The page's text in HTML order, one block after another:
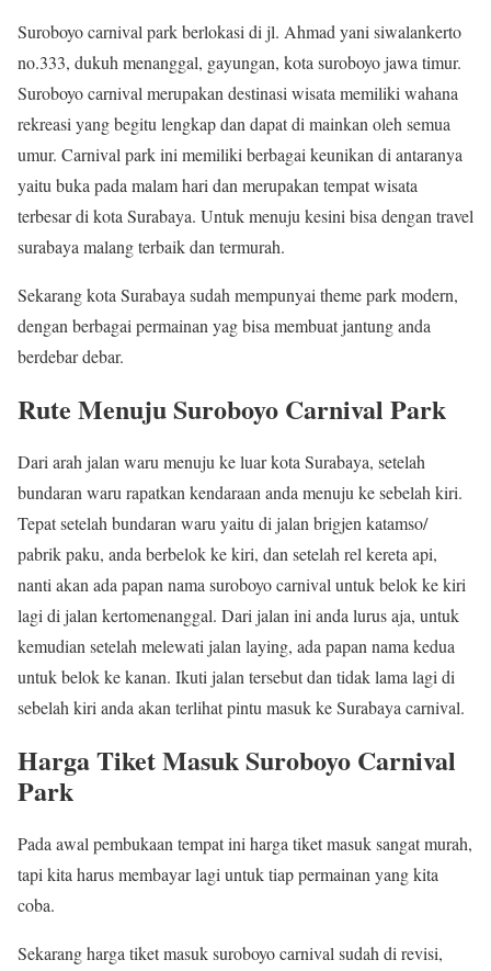
Suroboyo carnival park berlokasi di jl. Ahmad yani siwalankerto
no.333, dukuh menanggal, gayungan, kota suroboyo jawa timur.
Suroboyo carnival merupakan destinasi wisata memiliki wahana
rekreasi yang begitu lengkap dan dapat di mainkan oleh semua
umur. Carnival park ini memiliki berbagai keunikan di antaranya
yaitu buka pada malam hari dan merupakan tempat wisata
terbesar di kota Surabaya. Untuk menuju kesini bisa dengan travel
surabaya malang terbaik dan termurah.
Sekarang kota Surabaya sudah mempunyai theme park modern,
dengan berbagai permainan yag bisa membuat jantung anda
berdebar debar.
Rute Menuju Suroboyo Carnival Park
Dari arah jalan waru menuju ke luar kota Surabaya, setelah
bundaran waru rapatkan kendaraan anda menuju ke sebelah kiri.
Tepat setelah bundaran waru yaitu di jalan brigjen katamso/
pabrik paku, anda berbelok ke kiri, dan setelah rel kereta api,
nanti akan ada papan nama suroboyo carnival untuk belok ke kiri
lagi di jalan kertomenanggal. Dari jalan ini anda lurus aja, untuk
kemudian setelah melewati jalan laying, ada papan nama kedua
untuk belok ke kanan. Ikuti jalan tersebut dan tidak lama lagi di
sebelah kiri anda akan terlihat pintu masuk ke Surabaya carnival.
Harga Tiket Masuk Suroboyo Carnival
Park
Pada awal pembukaan tempat ini harga tiket masuk sangat murah,
tapi kita harus membayar lagi untuk tiap permainan yang kita
coba.
Sekarang harga tiket masuk suroboyo carnival sudah di revisi,